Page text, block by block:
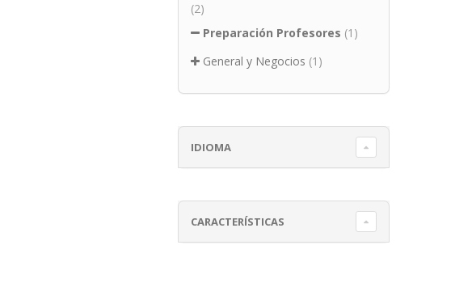
(2)
Preparación Profesores (1)
General y Negocios (1)
IDIOMA
CARACTERÍSTICAS